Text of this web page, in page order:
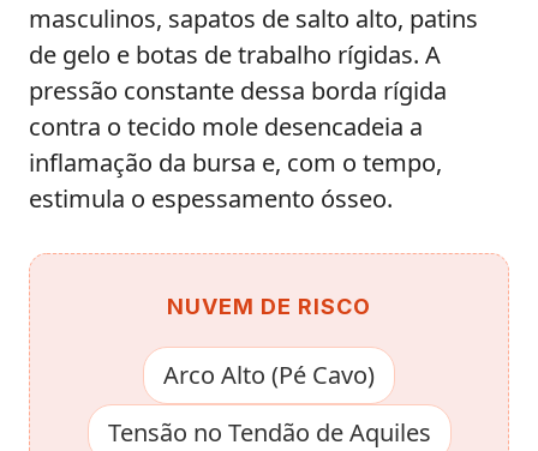
masculinos, sapatos de salto alto, patins
de gelo e botas de trabalho rígidas. A
pressão constante dessa borda rígida
contra o tecido mole desencadeia a
inflamação da bursa e, com o tempo,
estimula o espessamento ósseo.
NUVEM DE RISCO
Arco Alto (Pé Cavo)
Tensão no Tendão de Aquiles